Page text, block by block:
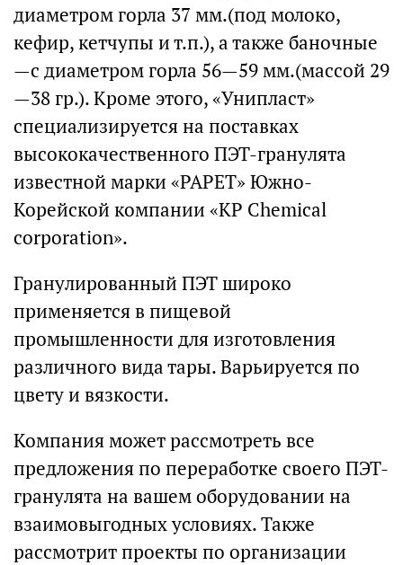
диаметром горла 37 мм.(под молоко,
кефир, кетчупы и т.п.), а также баночные
—с диаметром горла 56—59 мм.(массой 29
—38 гр.). Кроме этого, «Унипласт»
специализируется на поставках
высококачественного ПЭТ-гранулята
известной марки «РАРЕТ» Южно-
Корейской компании «KP Chemical
corporation».
Гранулированный ПЭТ широко
применяется в пищевой
промышленности для изготовления
различного вида тары. Варьируется по
цвету и вязкости.
Компания может рассмотреть все
предложения по переработке своего ПЭТ-
гранулята на вашем оборудовании на
взаимовыгодных условиях. Также
рассмотрит проекты по организации